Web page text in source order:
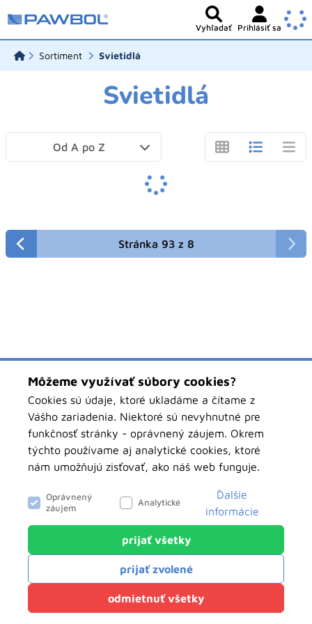
Vyhľadať Prihlásiť sa
Sortiment Svietidlá
Svietidlá
Od A po Z
Stránka 93 z 8
objednavky.pawbolsk.sk
Klientský servis
Powered bynet.biz
Môžeme využívať súbory cookies?
Cookies sú údaje, ktoré ukladáme a čítame z
Vášho zariadenia. Niektoré sú nevyhnutné pre
funkčnosť stránky - oprávnený záujem. Okrem
týchto používame aj analytické cookies, ktoré
nám umožňujú zisťovať, ako náš web funguje.
Oprávnený
záujem
Analytické
Ďalšie
informácie
Analytické
Tieto cookies nám slúžia na zisťovanie
anonymných údajov o návštevnosti nášho webu.
Môžu hovoriť o tom, odkiaľ ste k nám prišli, o
prijať všetky
prijať zvolené
odmietnuť všetky